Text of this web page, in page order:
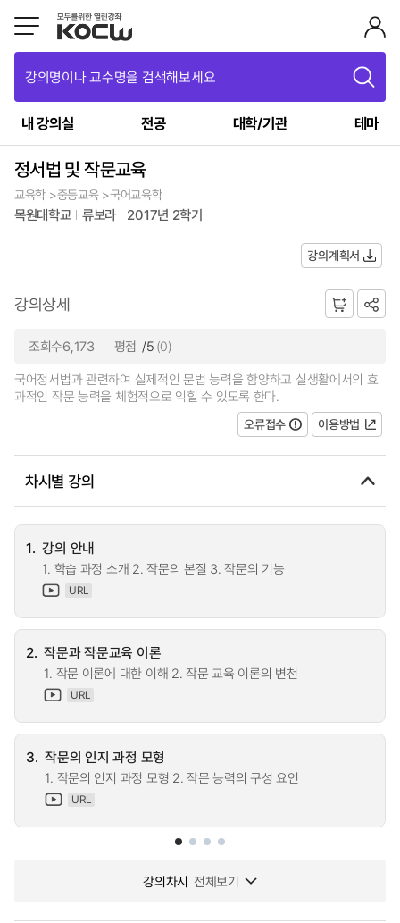
강의명이나 교수명을 검색해보세요
내 강의실 전공 대학/기관 테마
정서법 및 작문교육
교육학 >중등교육 >국어교육학
목원대학교 류보라 2017년 2학기
강의계획서
강의상세
조회수6,173 평점 /5 (0)
국어정서법과 관련하여 실제적인 문법 능력을 함양하고 실생활에서의 효
과적인 작문 능력을 체험적으로 익힐 수 있도록 한다.
오류접수
이용방법
차시별 강의
1. 강의 안내
1. 학습 과정 소개 2. 작문의 본질 3. 작문의 기능
URL
2. 작문과 작문교육 이론
1. 작문 이론에 대한 이해 2. 작문 교육 이론의 변천
URL
3. 작문의 인지 과정 모형
1. 작문의 인지 과정 모형 2. 작문 능력의 구성 요인
URL
강의차시 전체보기